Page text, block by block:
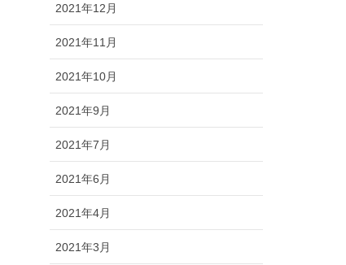
2021年12月
2021年11月
2021年10月
2021年9月
2021年7月
2021年6月
2021年4月
2021年3月